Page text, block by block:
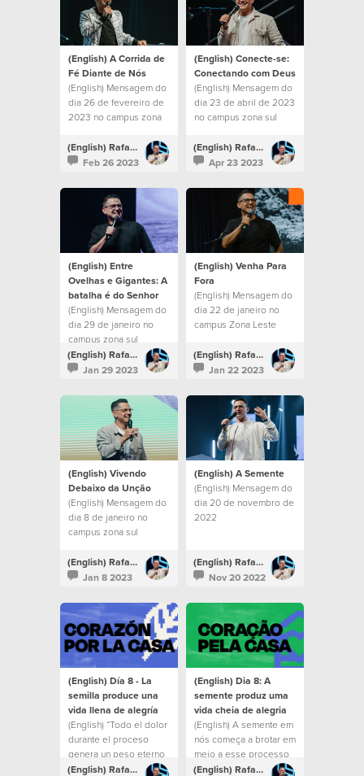
(English) A Corrida de
Fé Diante de Nós
(English) Mensagem do
dia 26 de fevereiro de
2023 no campus zona
(English) Rafael Bitencourt
Feb 26 2023
(English) Conecte-se:
Conectando com Deus
(English) Mensagem do
dia 23 de abril de 2023
no campus zona sul
(English) Rafael Bitencourt
Apr 23 2023
(English) Entre
Ovelhas e Gigantes: A
batalha é do Senhor
(English) Mensagem do
dia 29 de janeiro no
campus zona sul
(English) Rafael Bitencourt
Jan 29 2023
(English) Venha Para
Fora
(English) Mensagem do
dia 22 de janeiro no
campus Zona Leste
(English) Rafael Bitencourt
Jan 22 2023
(English) Vivendo
Debaixo da Unção
(English) Mensagem do
dia 8 de janeiro no
campus zona sul
(English) Rafael Bitencourt
Jan 8 2023
(English) A Semente
(English) Mensagem do
dia 20 de novembro de
2022
(English) Rafael Bitencourt
Nov 20 2022
(English) Día 8 - La
semilla produce una
vida llena de alegría
(English) “Todo el dolor
durante el proceso
genera un peso eterno
de gloria y aunque
(English) Rafael Bitencourt
(English) Dia 8: A
semente produz uma
vida cheia de alegria
(English) A semente em
nós começa a brotar em
meio a esse processo
e deixamos um espírito
(English) Rafael Bitencourt